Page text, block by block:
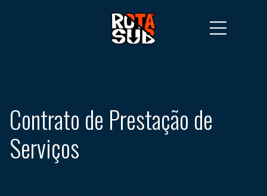
Contrato de Prestação de
Serviços